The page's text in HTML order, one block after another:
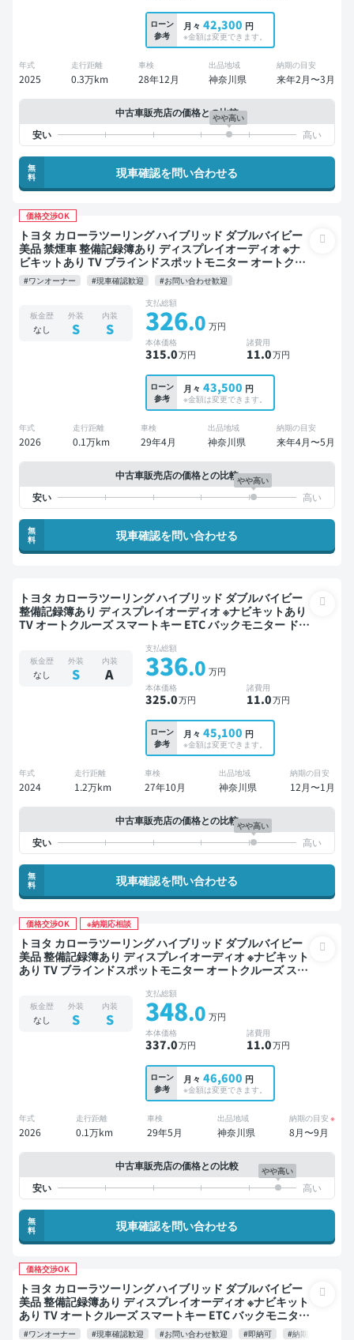
ローン
参考
月々 42,300 円
※金額は変更できます。
年式
2025
走行距離
0.3万km
車検
28年12月
出品地域
神奈川県
納期の目安
来年2月〜3月
中古車販売店の価格との比較
やや高い
無
料
現車確認を問い合わせる
価格交渉OK
トヨタ カローラツーリング ハイブリッド ダブルバイビー
美品 禁煙車 整備記録簿あり ディスプレイオーディオ ※ナ
ビキットあり TV ブラインドスポットモニター オートクル
ーズ スマートキー ETC バックモニター ドライブレコーダ
ー 衝突軽減
#ワンオーナー #現車確認歓迎 #お問い合わせ歓迎
板金歴
なし
外装
S
内装
S
支払総額
326.0 万円
本体価格
315.0万円
諸費用
11.0万円
ローン
参考
月々 43,500 円
※金額は変更できます。
年式
2026
走行距離
0.1万km
車検
29年4月
出品地域
神奈川県
納期の目安
来年4月〜5月
中古車販売店の価格との比較やや高い
無
料
現車確認を問い合わせる
トヨタ カローラツーリング ハイブリッド ダブルバイビー
整備記録簿あり ディスプレイオーディオ ※ナビキットあり
TV オートクルーズ スマートキー ETC バックモニター ドラ
板金歴
なし
外装
S
内装
A
支払総額
336.0 万円
本体価格
325.0万円
諸費用
11.0万円
ローン
参考
月々 45,100 円
※金額は変更できます。
年式
2024
走行距離
1.2万km
車検
27年10月
出品地域
神奈川県
納期の目安
12月〜1月
中古車販売店の価格との比較やや高い
無
料
現車確認を問い合わせる
価格交渉OK ※納期応相談
トヨタ カローラツーリング ハイブリッド ダブルバイビー
美品 整備記録簿あり ディスプレイオーディオ ※ナビキット
あり TV ブラインドスポットモニター オートクルーズ スマ
アロ リフトアップ 衝突軽減 ローダウン
板金歴
なし
外装
S
内装
S
支払総額
348.0 万円
本体価格
337.0万円
諸費用
11.0万円
ローン
参考
月々 46,600 円
※金額は変更できます。
年式
2026
走行距離
0.1万km
車検
29年5月
出品地域
神奈川県
納期の目安 ※
8月〜9月
中古車販売店の価格との比較 やや高い
無
料
現車確認を問い合わせる
価格交渉OK
トヨタ カローラツーリング ハイブリッド ダブルバイビー
美品 整備記録簿あり ディスプレイオーディオ ※ナビキット
あり TV オートクルーズ スマートキー ETC バックモニター
ドライブレコーダー フルエアロ 衝突軽減
#ワンオーナー #現車確認歓迎 #お問い合わせ歓迎 #即納可 #納期応相談